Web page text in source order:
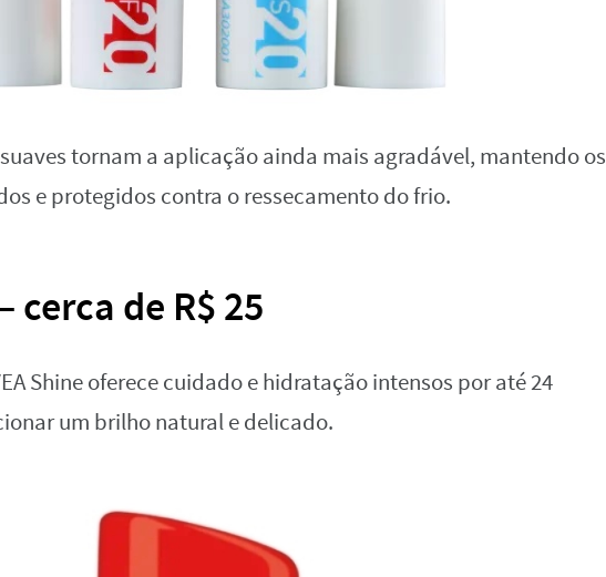
tornam a aplicação ainda mais agradável, mantendo os
e protegidos contra o ressecamento do frio.
cerca de R$ 25
Shine oferece cuidado e hidratação intensos por até 24
um brilho natural e delicado.